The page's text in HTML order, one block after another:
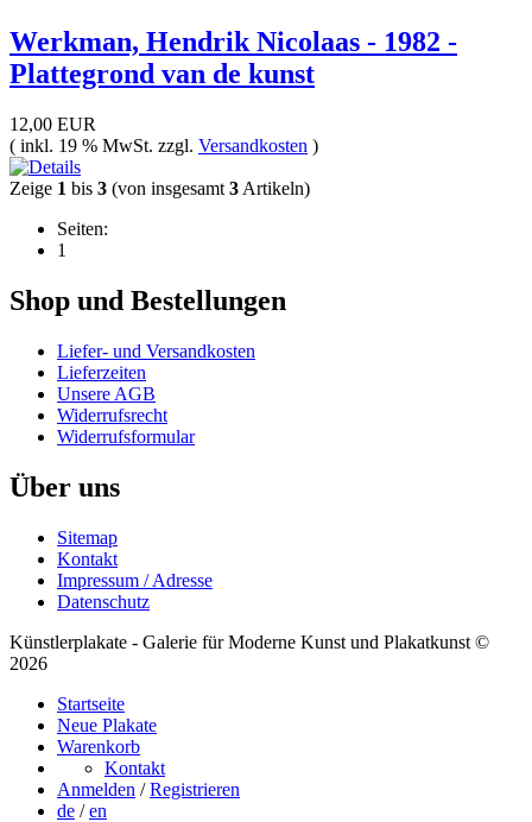
Werkman, Hendrik Nicolaas - 1982 -
Plattegrond van de kunst
12,00 EUR
( inkl. 19 % MwSt. zzgl. Versandkosten )
Zeige 1 bis 3 (von insgesamt 3 Artikeln)
Seiten:
1
Shop und Bestellungen
Liefer- und Versandkosten
Lieferzeiten
Unsere AGB
Widerrufsrecht
Widerrufsformular
Über uns
Sitemap
Kontakt
Impressum / Adresse
Datenschutz
Künstlerplakate - Galerie für Moderne Kunst und Plakatkunst ©
2026
Startseite
Neue Plakate
Warenkorb
Kontakt
Anmelden / Registrieren
de /en